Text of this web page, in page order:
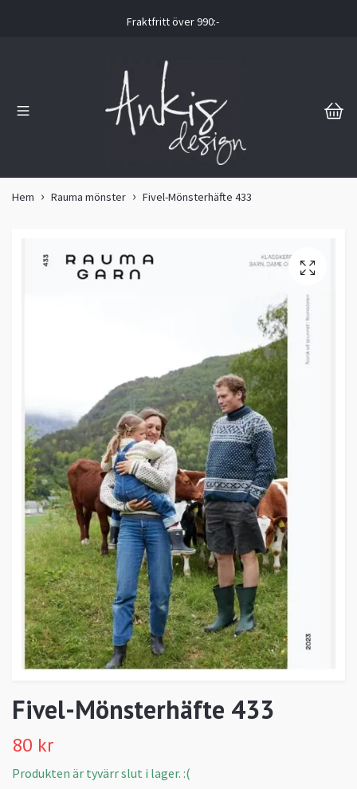
Fraktfritt över 990:-
Hem Rauma mönster Fivel-Mönsterhäfte 433
Fivel-Mönsterhäfte 433
80 kr
Produkten är tyvärr slut i lager. :(